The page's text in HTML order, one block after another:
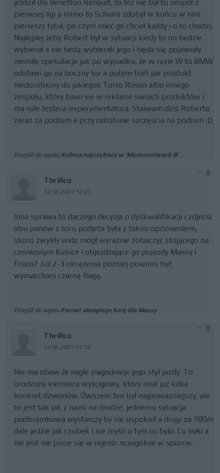
jeździł dla Benetton Renault, to też nie był to zespół z
pierwsej ligi a mimo to Schumi zdobył w końcu w nim
pierwszy tytuł, po czym mieć go chciał każdy i o to chodzi.
Najlepiej żeby Robert był w sytuacji kiedy to on bedzie
wybierał a nie bedą wybierali jego i będa się pojawiały
niemiłe spekulacje jak po wypadku, że w razie W to BMW
odstawi go na boczny tor a potem trafi jak produkt
niedorobiony do jakiegoś Torro Rosso albo innego
zespołu, który bawi sie w reklame swoich produktów i
ma role testera-experymentatora. Staiwam dziś Roberta
zaraz za podium a przy odrobinie szczęścia na podium :D
Przejdź do wpisu Kubica najszybszy w 'Mistrzostwach B'
Thrillco
12.06.2007 12:01
0
Inna sprawa to daczego decyzja o dyskwalifikacji i zdjecia
obu panów z toru podjeta była z takim opóźnieniem,
skoro zwykły widz mógł wyraźnie zobaczyć stojącego na
czerwonym Kubice i objeżdżające go pojazdy Massy i
Fisico? Już 2-3 okrązenia później powinni być
wymacchani czarną flagą.
Przejdź do wpisu Ferrari akceptuje karę dla Massy
Thrillco
12.06.2007 11:56
0
Nie ma obaw że nagle zlagodnieje jego styl jazdy. To
urodzony kierowca wyścigowy, który miał już kilka
konkret dzwonów. Owszem ten był najpowazniejszy, ale
to jest tak jak z nami na drodze. jednemu sytuacja
podbramkowa wystarczy by sie uspokoił a drugi za 100m
dale jedzie jak czubek i nie myśli o tym co bylo. Co było a
nie jest nie pisze się w rejestr..sczególnie w sporcie.